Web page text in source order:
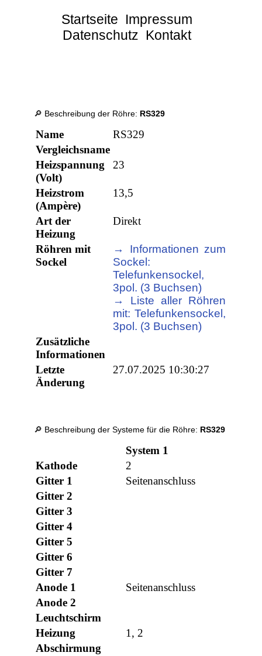
Startseite Impressum
Datenschutz Kontakt
🔎 Beschreibung der Röhre: RS329
Name
RS329
Vergleichsname
Heizspannung
(Volt)
23
Heizstrom
(Ampère)
13,5
Art der
Heizung
Direkt
Röhren mit
Sockel
→ Informationen zum
Sockel:
Telefunkensockel,
3pol. (3 Buchsen)
→ Liste aller Röhren
mit: Telefunkensockel,
3pol. (3 Buchsen)
Zusätzliche
Informationen
Letzte
Änderung
27.07.2025 10:30:27
🔎 Beschreibung der Systeme für die Röhre: RS329
System 1
Kathode
2
Gitter 1
Seitenanschluss
Gitter 2
Gitter 3
Gitter 4
Gitter 5
Gitter 6
Gitter 7
Anode 1
Seitenanschluss
Anode 2
Leuchtschirm
Heizung
1, 2
Abschirmung